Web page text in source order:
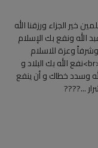
خير الجزاء ورزقنا الله
الله ونفع بك الإسلام
وعزة للاسلام
والمسلمين واطال الله في عمرك ????<br>نفع الله بك البلاد و
وسدد خطاك و أن ينفع
...????